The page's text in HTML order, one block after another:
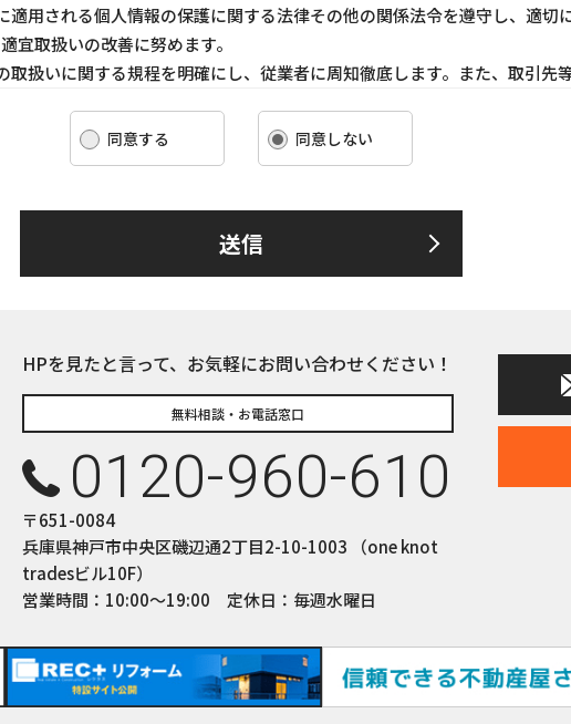
適用される個人情報の保護に関する法律その他の関係法令を遵守し、適切
宜取扱いの改善に努めます。
取扱いに関する規程を明確にし、従業者に周知徹底します。また、取引先
収集に際しては、利用目的を特定して通知または公表し、その利用目的にし
を取り扱います。
ま情報について、お客さま本人からの開示、訂正、削除、利用停止の依頼を
て、誠意をもって対応いたします。
ついてのサービスをお客さまにご利用いただくにあたり、各種の申込みの受
各種の工事やサービス提供等の機会に、当社が直接あるいは協力会社又は
お客さまの個人情報（お客さまの電子メールアドレス、氏名、住所、電話
すが、これらの個人情報は下記の目的に利用させていただきます。
のサービスの提供
サービスのアフターサービスの提供
のサービスのお知らせ・ＰＲ、調査・データ集積、研究開発
ステム管理会社（以下「サイト管理会社」といいます。）への提供。
ら(4)に附随する業務の実施
ト管理会社が提供するサービス改善に必要な範囲で、お客様の個人データ
します。
た個人データにつきましては、サイト管理会社において管理されることと
同意する 同意しない
送信
HPを見たと言って、お気軽にお問い合わせください！
無料相談・お電話窓口
0120-960-610
〒651-0084
兵庫県神戸市中央区磯辺通2丁目2-10-1003 （one knot
tradesビル10F）
営業時間：10:00〜19:00 定休日：毎週水曜日